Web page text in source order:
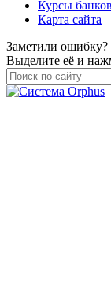
Курсы банков
Карта сайта
Заметили ошибку?
Выделите её и